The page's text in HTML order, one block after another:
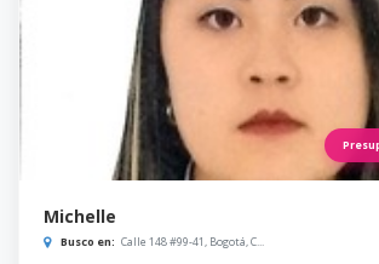
Michelle
Busco en: Calle 148 #99-41, Bogotá, C...